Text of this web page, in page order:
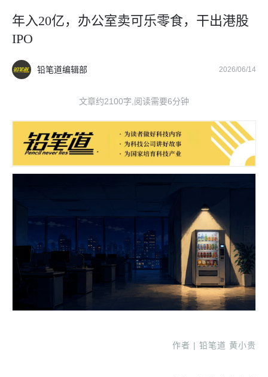
年入20亿，办公室卖可乐零食，干出港股
IPO
铅笔道编辑部 2026/06/14
文章约2100字,阅读需要6分钟
作者 | 铅笔道 黄小贵